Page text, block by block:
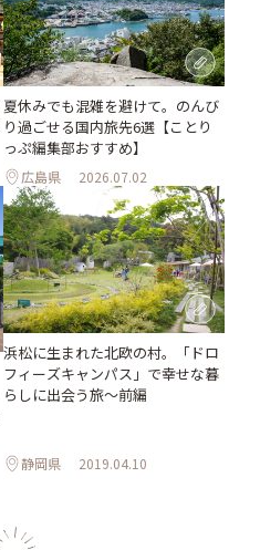
夏休みでも混雑を避けて。のんび
り過ごせる国内旅先6選【ことり
っぷ編集部おすすめ】
広島県 2026.07.02
浜松に生まれた北欧の村。「ドロ
フィーズキャンパス」で幸せな暮
らしに出会う旅～前編
静岡県 2019.04.10